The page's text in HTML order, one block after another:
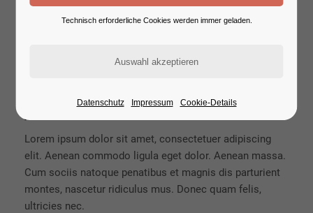
Print
ABOUT
Lorem ipsum dolor sit amet, consectetuer adipiscing
elit. Aenean commodo ligula eget dolor. Aenean massa.
Cum sociis natoque penatibus et magnis dis parturient
montes, nascetur ridiculus mus. Donec quam felis,
ultricies nec.
Technisch erforderliche Cookies werden immer geladen.
Datenschutz Impressum Cookie-Details